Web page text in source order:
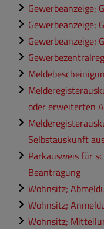
Gewerbeanzeige;
Gewerbeanzeige;
Gewerbeanzeige;
oder erweiterten
Selbstauskunft
Parkausweis für
Beantragung
Wohnsitz;
Wohnsitz;
Wohnsitz;